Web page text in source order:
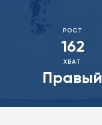
РОСТ
162
ХВАТ
Правый